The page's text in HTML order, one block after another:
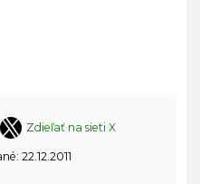
Zdieľať na sieti X
22.12.2011